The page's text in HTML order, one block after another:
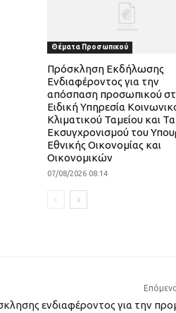
Θέματα Προσωπικού
Πρόσκληση Εκδήλωσης
Ενδιαφέροντος για την
απόσπαση προσωπικού
Ειδική Υπηρεσία
Κλιματικού Ταμείου και
Εκσυγχρονισμού του
Εθνικής Οικονομίας και
Οικονομικών
07/08/2026 08:14
ενδιαφέροντος για την